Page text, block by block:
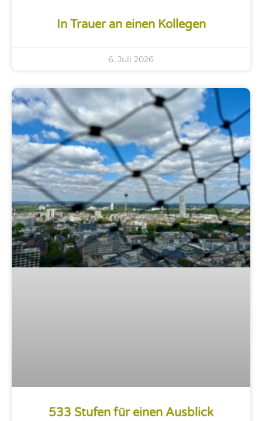
In Trauer an einen Kollegen
6. Juli 2026
533 Stufen für einen Ausblick